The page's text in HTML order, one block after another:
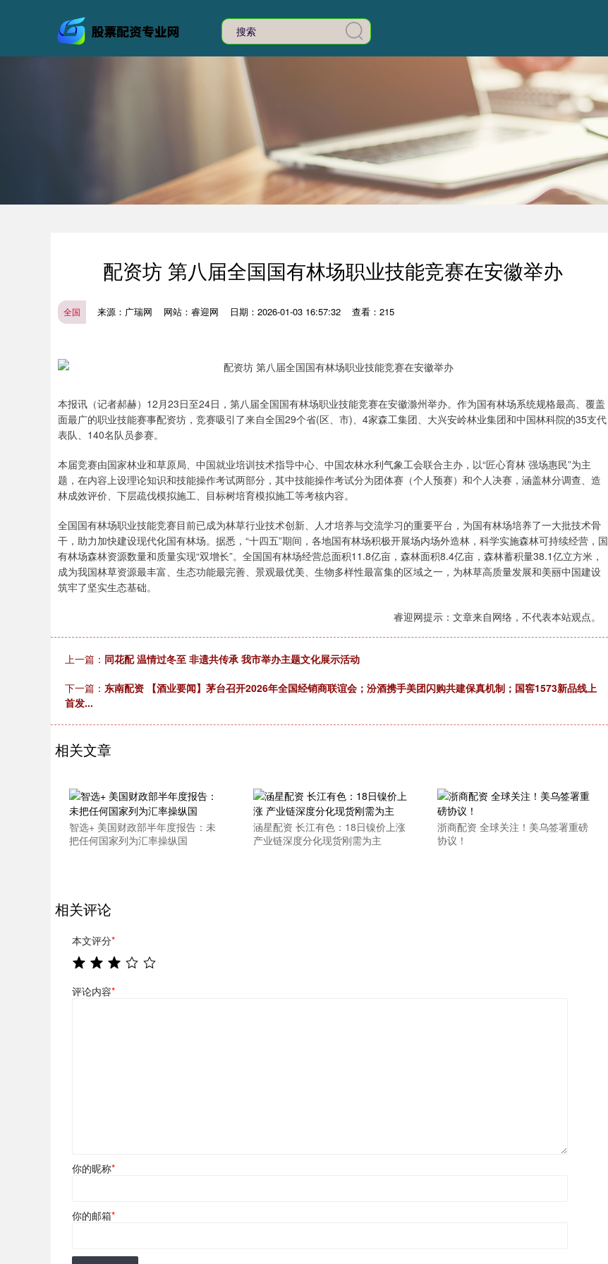
配资坊 第八届全国国有林场职业技能竞赛在安徽举办
全国 来源：广瑞网 网站：睿迎网 日期：2026-01-03 16:57:32 查看：215
本报讯（记者郝赫）12月23日至24日，第八届全国国有林场职业技能竞赛在安徽滁州举办。作为国有林场系统规格最高、覆盖
面最广的职业技能赛事配资坊，竞赛吸引了来自全国29个省(区、市)、4家森工集团、大兴安岭林业集团和中国林科院的35支代
表队、140名队员参赛。
本届竞赛由国家林业和草原局、中国就业培训技术指导中心、中国农林水利气象工会联合主办，以“匠心育林 强场惠民”为主
题，在内容上设理论知识和技能操作考试两部分，其中技能操作考试分为团体赛（个人预赛）和个人决赛，涵盖林分调查、造
林成效评价、下层疏伐模拟施工、目标树培育模拟施工等考核内容。
全国国有林场职业技能竞赛目前已成为林草行业技术创新、人才培养与交流学习的重要平台，为国有林场培养了一大批技术骨
干，助力加快建设现代化国有林场。据悉，“十四五”期间，各地国有林场积极开展场内场外造林，科学实施森林可持续经营，国
有林场森林资源数量和质量实现“双增长”。全国国有林场经营总面积11.8亿亩，森林面积8.4亿亩，森林蓄积量38.1亿立方米，
成为我国林草资源最丰富、生态功能最完善、景观最优美、生物多样性最富集的区域之一，为林草高质量发展和美丽中国建设
筑牢了坚实生态基础。
睿迎网提示：文章来自网络，不代表本站观点。
上一篇： 同花配 温情过冬至 非遗共传承 我市举办主题文化展示活动
下一篇： 东南配资 【酒业要闻】茅台召开2026年全国经销商联谊会；汾酒携手美团闪购共建保真机制；国窖1573新品线上
首发...
相关文章
智选+ 美国财政部半年度报告：未
把任何国家列为汇率操纵国
涵星配资 长江有色：18日镍价上涨
产业链深度分化现货刚需为主
浙商配资 全球关注！美乌签署重磅
协议！
相关评论
本文评分*
评论内容*
你的昵称*
你的邮箱*
沪深300 4653.70 -4.45 -0.10%